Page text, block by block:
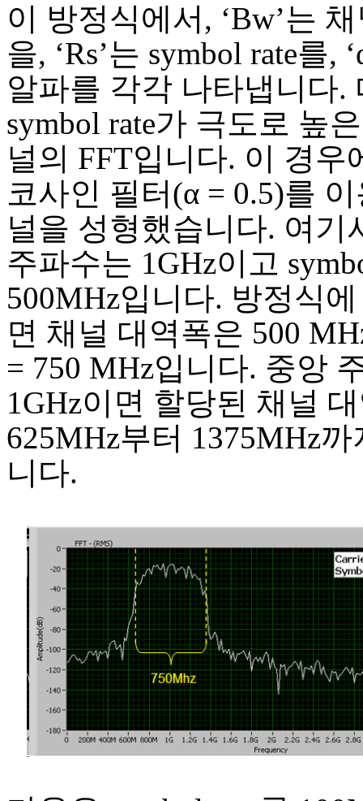
이 방정식에서, ‘Bw’는
을, ‘Rs’는 symbol rate를,
알파를 각각 나타냅니다.
symbol rate가 극도로 높
널의 FFT입니다. 이 경우
코사인 필터(α = 0.5)를
널을 성형했습니다. 여기
주파수는 1GHz이고
500MHz입니다. 방정식
면 채널 대역폭은 500
= 750 MHz입니다. 중앙
1GHz이면 할당된 채널
625MHz부터 1375MHz
니다.